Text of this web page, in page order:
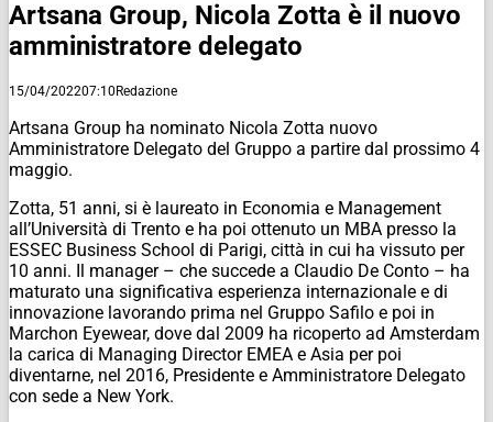
Artsana Group, Nicola Zotta è il nuovo
amministratore delegato
15/04/202207:10Redazione
Artsana Group ha nominato Nicola Zotta nuovo
Amministratore Delegato del Gruppo a partire dal prossimo 4
maggio.
Zotta, 51 anni, si è laureato in Economia e Management
all’Università di Trento e ha poi ottenuto un MBA presso la
ESSEC Business School di Parigi, città in cui ha vissuto per
10 anni. Il manager – che succede a Claudio De Conto – ha
maturato una significativa esperienza internazionale e di
innovazione lavorando prima nel Gruppo Safilo e poi in
Marchon Eyewear, dove dal 2009 ha ricoperto ad Amsterdam
la carica di Managing Director EMEA e Asia per poi
diventarne, nel 2016, Presidente e Amministratore Delegato
con sede a New York.